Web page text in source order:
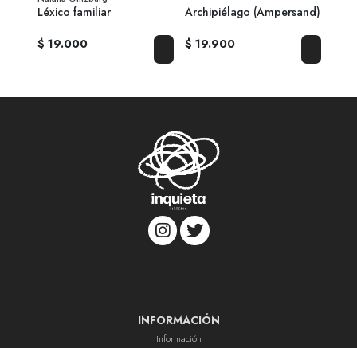
Léxico familiar
$ 19.000
Archipiélago (Ampersand)
$ 19.900
INFORMACIÓN
Información